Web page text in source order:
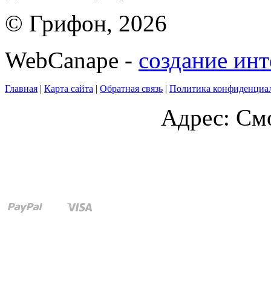
© Грифон, 2026
WebCanape - создание
Главная | Карта сайта | Обратная связь | Политика
Адрес: